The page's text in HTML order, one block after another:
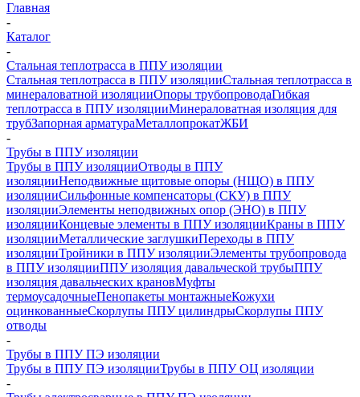
Главная
-
Каталог
-
Стальная теплотрасса в ППУ изоляции
Стальная теплотрасса в ППУ изоляцииСтальная теплотрасса в
минераловатной изоляцииОпоры трубопроводаГибкая
теплотрасса в ППУ изоляцииМинераловатная изоляция для
трубЗапорная арматураМеталлопрокатЖБИ
-
Трубы в ППУ изоляции
Трубы в ППУ изоляцииОтводы в ППУ
изоляцииНеподвижные щитовые опоры (НЩО) в ППУ
изоляцииCильфонные компенсаторы (СКУ) в ППУ
изоляцииЭлементы неподвижных опор (ЭНО) в ППУ
изоляцииКонцевые элементы в ППУ изоляцииКраны в ППУ
изоляцииМеталлические заглушкиПереходы в ППУ
изоляцииТройники в ППУ изоляцииЭлементы трубопровода
в ППУ изоляцииППУ изоляция давальческой трубыППУ
изоляция давальческих крановМуфты
термоусадочныеПенопакеты монтажныеКожухи
оцинкованныеСкорлупы ППУ цилиндрыСкорлупы ППУ
отводы
-
Трубы в ППУ ПЭ изоляции
Трубы в ППУ ПЭ изоляцииТрубы в ППУ ОЦ изоляции
-